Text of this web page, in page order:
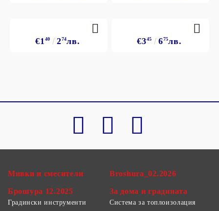
€1 40 274лв. €345 675лв.
Мивки и смесители
Брошура 12.2025
Broshura_02.2026
За дома и градината
Градински инструменти
Система за топлоизолация